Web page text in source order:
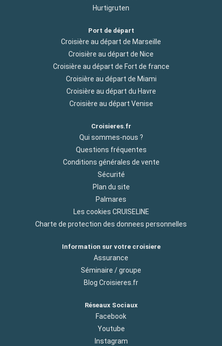
Hurtigruten
Port de départ
Croisière au départ de Marseille
Croisière au départ de Nice
Croisière au départ de Fort de france
Croisière au départ de Miami
Croisière au départ du Havre
Croisière au départ Venise
Croisieres.fr
Qui sommes-nous ?
Questions fréquentes
Conditions générales de vente
Sécurité
Plan du site
Palmares
Les cookies CRUISELINE
Charte de protection des donnees personnelles
Information sur votre croisiere
Assurance
Séminaire / groupe
Blog Croisieres.fr
Réseaux Sociaux
Facebook
Youtube
Instagram